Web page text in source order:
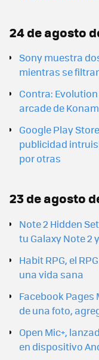
24 de agosto
Sony muestra
mientras se
Contra:
arcade de
Google Play
publicidad
por otras
23 de agosto
Note 2 Hidden
tu Galaxy Note 2
Habit RPG, el
una vida sana
Facebook Pages
de una foto,
Open Mic+,
en dispositivo